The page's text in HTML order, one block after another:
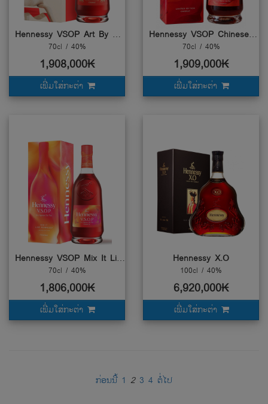
Hennessy VSOP Art By Xu Zhen
70cl / 40%
1,908,000₭
ເພີ່ມໃສ່ກະຕ່າ
Hennessy VSOP Chinese New Year 2026
70cl / 40%
1,909,000₭
ເພີ່ມໃສ່ກະຕ່າ
Hennessy VSOP Mix It Like Hennessy
70cl / 40%
1,806,000₭
ເພີ່ມໃສ່ກະຕ່າ
Hennessy X.O
100cl / 40%
6,920,000₭
ເພີ່ມໃສ່ກະຕ່າ
ກ່ອນນີ້ 1 2 3 4 ຕໍ່ໄປ